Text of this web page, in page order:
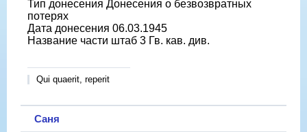
Тип донесения Донесения о безвозвратных
потерях
Дата донесения 06.03.1945
Название части штаб 3 Гв. кав. див.
Qui quaerit, reperit
Саня